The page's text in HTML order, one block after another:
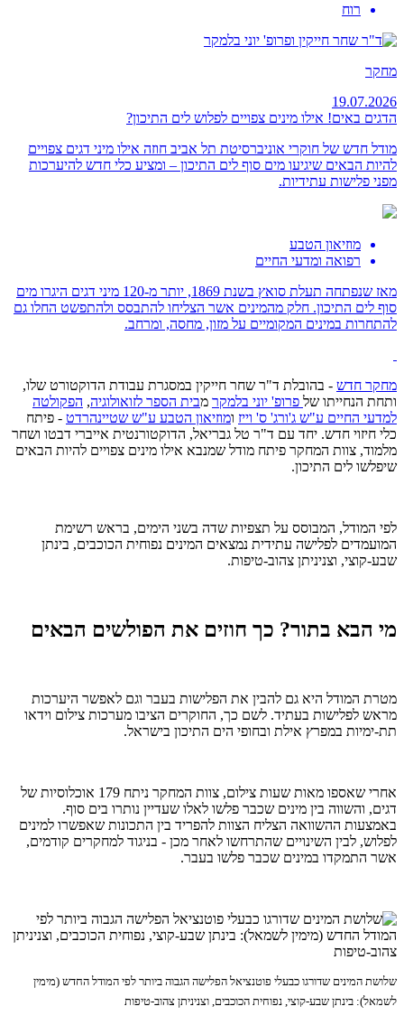
רוח
מחקר
19.07.2026
הדגים באים! אילו מינים צפויים לפלוש לים התיכון?
מודל חדש של חוקרי אוניברסיטת תל אביב חוזה אילו מיני דגים צפויים
להיות הבאים שיגיעו מים סוף לים התיכון – ומציע כלי חדש להיערכות
מפני פלישות עתידיות.
מוזיאון הטבע
רפואה ומדעי החיים
מאז שנפתחה תעלת סואץ בשנת 1869, יותר מ-120 מיני דגים היגרו מים
סוף לים התיכון. חלק מהמינים אשר הצליחו להתבסס ולהתפשט החלו גם
להתחרות במינים המקומיים על מזון, מחסה, ומרחב.
מחקר חדש - בהובלת ד"ר שחר חייקין במסגרת עבודת הדוקטורט שלו,
ותחת הנחייתו של פרופ' יוני בלמקר מבית הספר לזואולוגיה, הפקולטה
למדעי החיים ע"ש ג'ורג' ס' וייז ומוזיאון הטבע ע"ש שטיינהרדט - פיתח
כלי חיזוי חדש. יחד עם ד"ר טל גבריאל, הדוקטורנטית אייברי דבטו ושחר
מלמוד, צוות המחקר פיתח מודל שמנבא אילו מינים צפויים להיות הבאים
שיפלשו לים התיכון.
לפי המודל, המבוסס על תצפיות שדה בשני הימים, בראש רשימת
המועמדים לפלישה עתידית נמצאים המינים נפוחית הכוכבים, בינתן
שבע-קוצי, וצניניתן צהוב-טיפות.
מי הבא בתור? כך חוזים את הפולשים הבאים
מטרת המודל היא גם להבין את הפלישות בעבר וגם לאפשר היערכות
מראש לפלישות בעתיד. לשם כך, החוקרים הציבו מערכות צילום וידאו
תת-ימיות במפרץ אילת ובחופי הים התיכון בישראל.
אחרי שאספו מאות שעות צילום, צוות המחקר ניתח 179 אוכלוסיות של
דגים, והשווה בין מינים שכבר פלשו לאלו שעדיין נותרו בים סוף.
באמצעות ההשוואה הצליח הצוות להפריד בין התכונות שאפשרו למינים
לפלוש, לבין השינויים שהתרחשו לאחר מכן - בניגוד למחקרים קודמים,
אשר התמקדו במינים שכבר פלשו בעבר.
שלושת המינים שדורגו כבעלי פוטנציאל הפלישה הגבוה ביותר לפי המודל החדש (מימין
לשמאל): בינתן שבע-קוצי, נפוחית הכוכבים, וצניניתן צהוב-טיפות